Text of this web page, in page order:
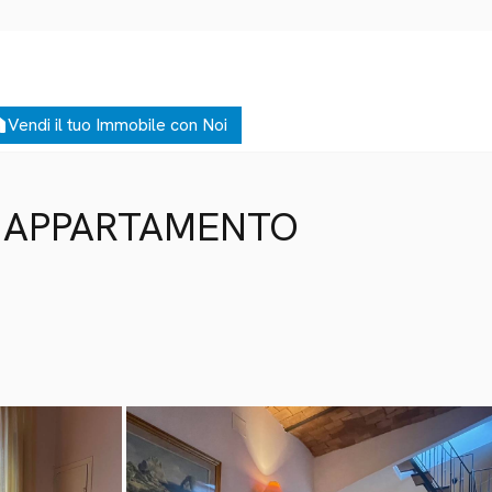
Vendi il tuo Immobile con Noi